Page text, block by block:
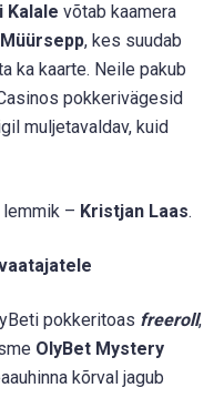
Kalale võtab kaamera
, kes suudab
ka kaarte. Neile pakub
pokkerivägesid
muljetavaldav, kuid
– Kristjan Laas.
pokkeritoas freeroll,
OlyBet Mystery
kõrval jagub